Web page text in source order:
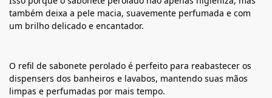
também deixa a pele macia, suavemente perfumada e com
um brilho delicado e encantador.
O refil de sabonete perolado é perfeito para reabastecer os
dispensers dos banheiros e lavabos, mantendo suas mãos
limpas e perfumadas por mais tempo.